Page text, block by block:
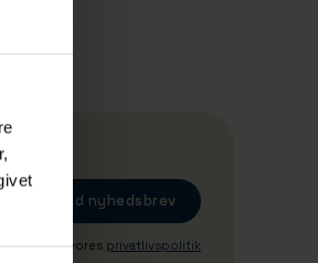
du vores privatlivspolitik